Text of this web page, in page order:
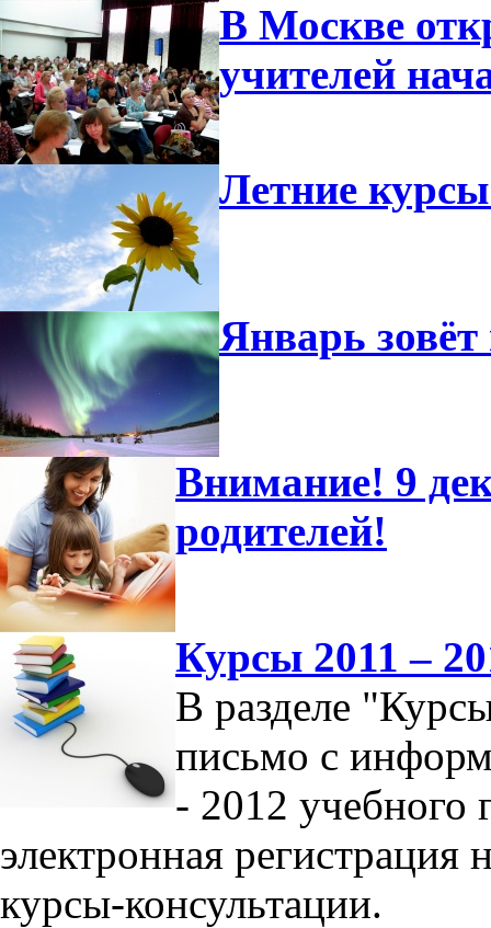
В Москве
учителей
Летние
Январь зовёт
Внимание! 9
родителей!
Курсы 2011 –
В разделе
письмо с
- 2012 учебного
электронная
курсы-консультации.